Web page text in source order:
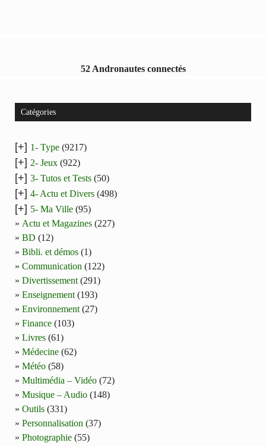
52 Andronautes connectés
Catégories
[+] 1- Type (9217)
[+] 2- Jeux (922)
[+] 3- Tutos et Tests (50)
[+] 4- Actu et Divers (498)
[+] 5- Ma Ville (95)
Actu et Magazines (227)
BD (12)
Bibli. et démos (1)
Communication (122)
Divertissement (291)
Enseignement (193)
Environnement (27)
Finance (103)
Livres (61)
Médecine (62)
Météo (58)
Multimédia – Vidéo (72)
Musique – Audio (148)
Outils (331)
Personnalisation (37)
Photographie (55)